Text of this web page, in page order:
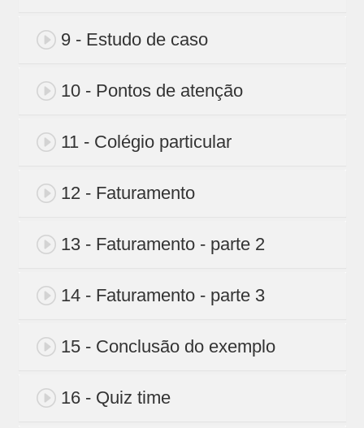
9 - Estudo de caso
10 - Pontos de atenção
11 - Colégio particular
12 - Faturamento
13 - Faturamento - parte 2
14 - Faturamento - parte 3
15 - Conclusão do exemplo
16 - Quiz time